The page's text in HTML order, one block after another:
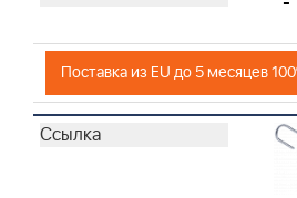
Поставка из EU до 5 месяцев